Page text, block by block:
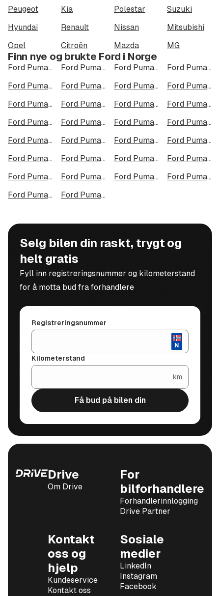
Peugeot Kia Polestar
Suzuki
Hyundai
Renault Nissan
Mitsubishi
Opel
Citroën Mazda MG
Finn nye og brukte Ford i Norge
Ford Puma Gen-E i Oslo Ford Puma Gen-E i Bergen Ford Puma Gen-E i Trondheim
Ford Puma Gen-E i Stavanger
Ford Puma Gen-E i Kristiansand
Ford Puma Gen-E i Fredrikstad Ford Puma Gen-E i Drammen
Ford Puma Gen-E i Skien
Ford Puma Gen-E i Tromsø
Ford Puma Gen-E i Ålesund Ford Puma Gen-E i Moss
Ford Puma Gen-E i Porsgrunn
Ford Puma Gen-E i Bodø
Ford Puma Gen-E i Arendal Ford Puma Gen-E i Hamar
Ford Puma Gen-E i Larvik
Ford Puma Gen-E i Halden
Ford Puma Gen-E i Lillehammer Ford Puma Gen-E i Molde
Ford Puma Gen-E i Kongsberg
Ford Puma Gen-E i Harstad
Ford Puma Gen-E i Gjøvik Ford Puma Gen-E i Sarpsborg
Ford Puma Gen-E i Sandefjord
Ford Puma Gen-E i Kristiansund
Ford Puma Gen-E i Tromsdalen Ford Puma Gen-E i Narvik
Ford Puma Gen-E i Steinkjer
Ford Puma Gen-E i Haugesund
Ford Puma Gen-E i Alta
Selg bilen din raskt, trygt og
helt gratis
Fyll inn registreringsnummer og kilometerstand
for å motta bud fra forhandlere
Registreringsnummer
Kilometerstand
km
Få bud på bilen din
Drive
Om Drive
For
bilforhandlere
Forhandlerinnlogging
Drive Partner
Kontakt
oss og
hjelp
Kundeservice
Kontakt oss
Sosiale
medier
LinkedIn
Instagram
Facebook